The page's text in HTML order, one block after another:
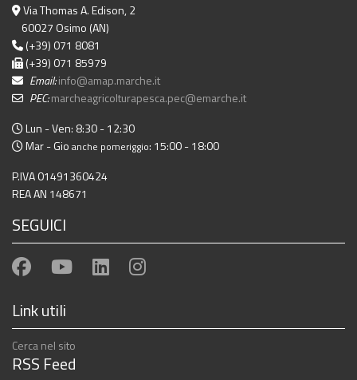
Via Thomas A. Edison, 2
60027 Osimo (AN)
(+39) 071 8081
(+39) 071 85979
Email:info@amap.marche.it
PEC:marcheagricolturapesca.pec@emarche.it
Lun - Ven: 8:30 - 12:30
Mar - Gio anche pomeriggio: 15:00 - 18:00
P.IVA 01491360424
REA AN 148671
SEGUICI
Link utili
Cerca nel sito
RSS Feed